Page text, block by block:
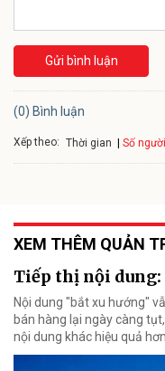
Gửi bình luận
(0) Bình luận
Xếp theo: Thời gian Số
XEM THÊM QUẢN
Tiếp thị nội
Nội dung "bắt xu hướng"
bán hàng lại ngày càng
nội dung khác hiệu quả hơn.